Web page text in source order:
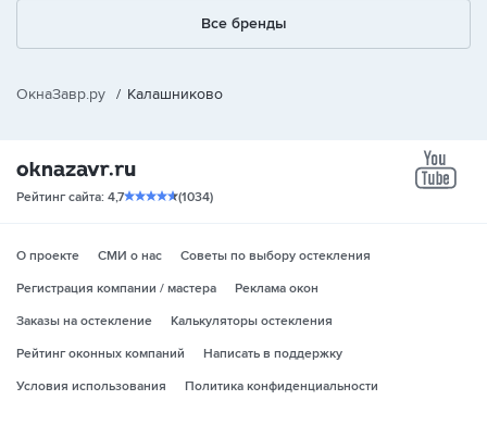
Все бренды
ОкнаЗавр.ру / Калашниково
Рейтинг сайта: 4,7 (1034)
О проекте СМИ о нас
Советы по выбору остекления
Регистрация компании / мастера
Реклама окон
Заказы на остекление
Калькуляторы остекления
Рейтинг оконных компаний
Написать в поддержку
Условия использования
Политика конфиденциальности